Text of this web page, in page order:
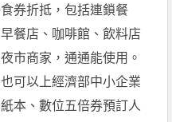
券折抵，包括連鎖餐
餐店、咖啡館、飲料店
市商家，通通能使用。
可以上經濟部中小企業
本、數位五倍券預訂人